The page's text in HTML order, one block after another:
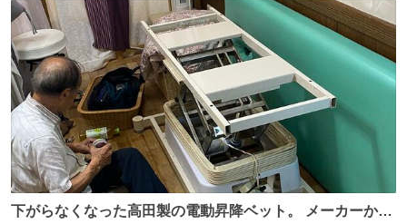
かできたらなぁと思いました。
ト
数
数
下がらなくなった高田製の電動昇降ベット。 メーカーから